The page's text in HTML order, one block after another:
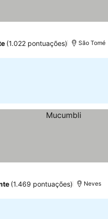
(1.022 pontuações) São Tomé
(1.469 pontuações) Neves